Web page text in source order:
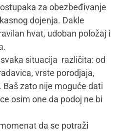
za obezbeđivanje
dojenja. Dakle
hvat, udoban položaj i
situacija različita: od
vrste porodjaja,
zato nije moguće dati
osim one da podoj ne bi
da se potraži